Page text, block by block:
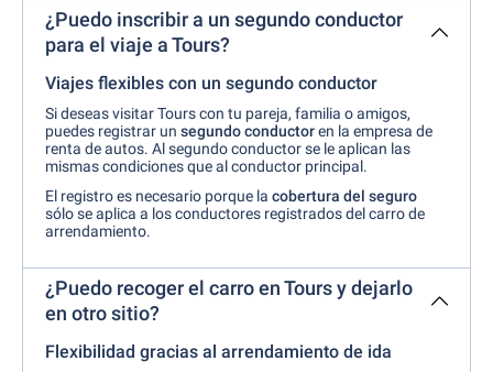
¿Puedo inscribir a un segundo conductor
para el viaje a Tours?
Viajes flexibles con un segundo conductor
Si deseas visitar Tours con tu pareja, familia o amigos,
puedes registrar un segundo conductoren la empresa de
renta de autos. Al segundo conductor se le aplican las
mismas condiciones que al conductor principal.
El registro es necesario porque la cobertura del seguro
sólo se aplica a los conductores registrados del carro de
arrendamiento.
¿Puedo recoger el carro en Tours y dejarlo
en otro sitio?
Flexibilidad gracias al arrendamiento de ida